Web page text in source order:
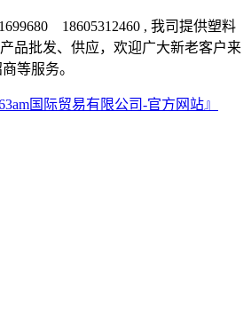
18605312460 , 我司提供塑料
品批发、供应，欢迎广大新老客户来
等服务。